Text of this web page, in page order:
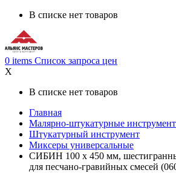
В списке нет товаров
0 items Список запроса цен
X
В списке нет товаров
Главная
Малярно-штукатурные
Штукатурный инструмент
Миксеры универсальные
СИБИН 100 х 450 мм,
для песчано-гравийных смесей